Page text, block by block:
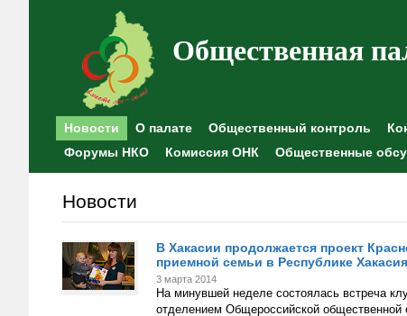
Общественная
Новости О палате Общественный контроль
Форумы НКО
Комиссия ОНК Общественные
Новости
В Хакасии продолжается проект
приемной семьи в Республике
3 марта 2014
На минувшей неделе состоялась встреча
отделением Общероссийской общественной